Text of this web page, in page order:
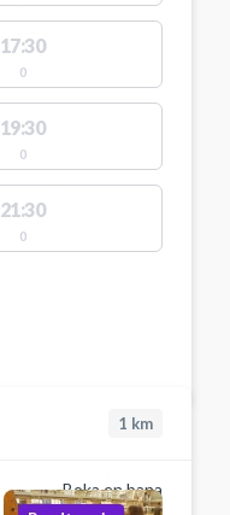
17:30
0
19:30
0
21:30
0
1 km
Boka en bana